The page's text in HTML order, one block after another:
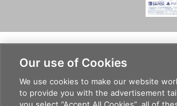
Our use of Cookies
We use cookies to make our website
to provide you with the advertisement